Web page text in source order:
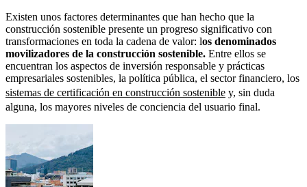
Existen unos factores determinantes que han hecho que la
construcción sostenible presente un progreso significativo con
transformaciones en toda la cadena de valor: los denominados
movilizadores de la construcción sostenible. Entre ellos se
encuentran los aspectos de inversión responsable y prácticas
empresariales sostenibles, la política pública, el sector financiero, los
sistemas de certificación en construcción sostenible y, sin duda
alguna, los mayores niveles de conciencia del usuario final.